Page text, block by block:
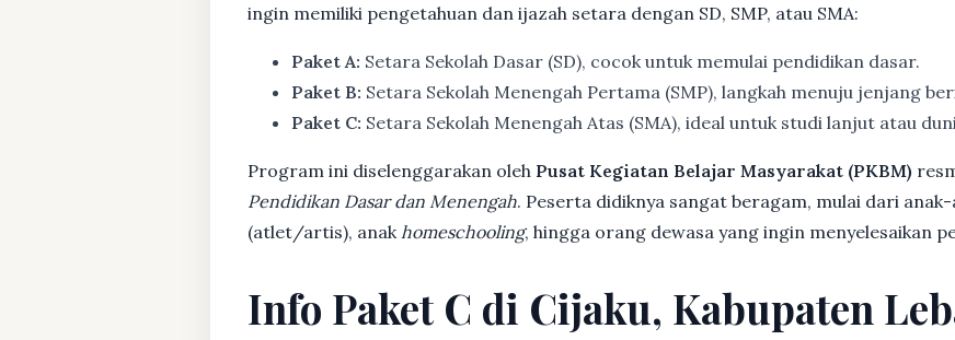
ingin memiliki pengetahuan dan ijazah setara dengan SD, SMP, atau SMA:
Paket A: Setara Sekolah Dasar (SD), cocok untuk memulai pendidikan dasar.
Paket B: Setara Sekolah Menengah Pertama (SMP), langkah menuju jenjang
Paket C: Setara Sekolah Menengah Atas (SMA), ideal untuk studi lanjut atau
Program ini diselenggarakan oleh Pusat Kegiatan Belajar Masyarakat (PKBM)
Pendidikan Dasar dan Menengah. Peserta didiknya sangat beragam, mulai dari
(atlet/artis), anak homeschooling, hingga orang dewasa yang ingin menyelesaikan
Info Paket C di Cijaku, Kabupaten